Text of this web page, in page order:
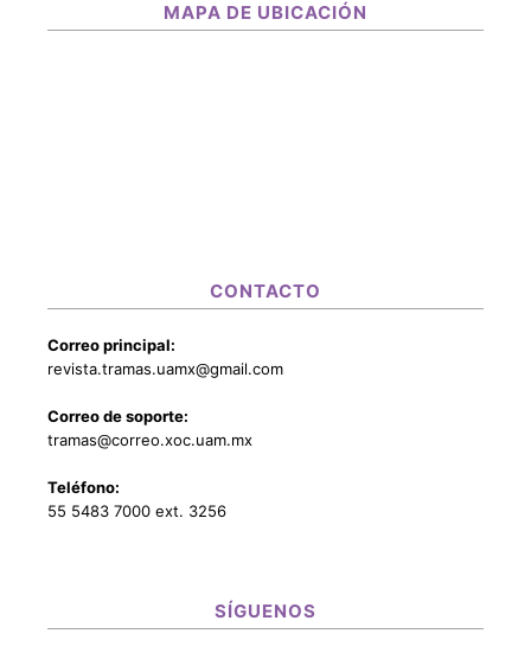
MAPA DE UBICACIÓN
CONTACTO
Correo principal:
revista.tramas.uamx@gmail.com
Correo de soporte:
tramas@correo.xoc.uam.mx
Teléfono:
55 5483 7000 ext. 3256
SÍGUENOS